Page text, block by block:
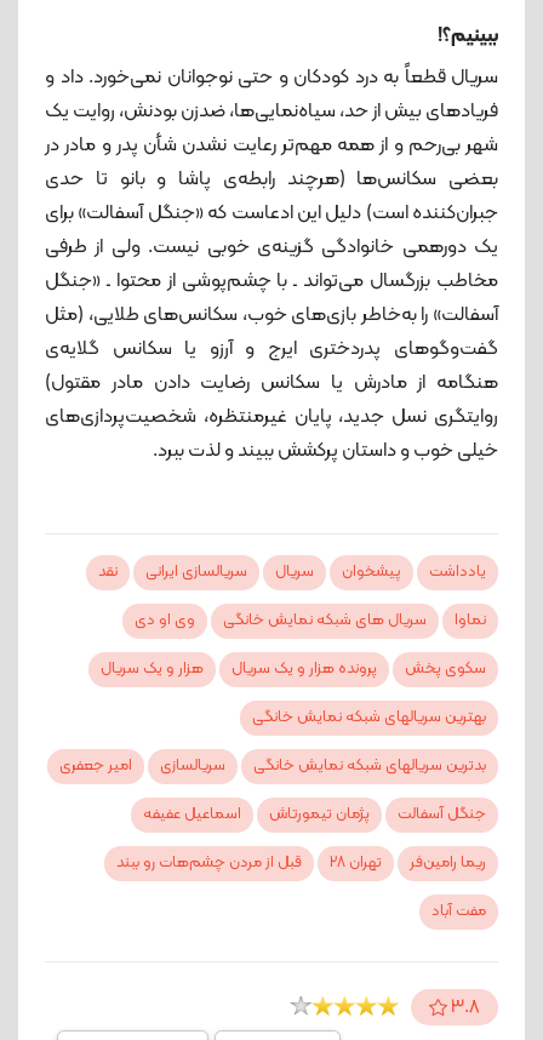
ببینیم؟!
سریال قطعاً به درد کودکان و حتی نوجوانان نمی‌خورد. داد و
فریادهای بیش از حد، سیاه‌نمایی‌ها، ضدزن بودنش، روایت یک
شهر بی‌رحم و از همه مهم‌تر رعایت نشدن شأن پدر و مادر در
بعضی سکانس‌ها (هرچند رابطه‌ی پاشا و بانو تا حدی
جبران‌کننده است) دلیل این ادعاست که «جنگل آسفالت» برای
یک دورهمی خانوادگی گزینه‌ی خوبی نیست. ولی از طرفی
مخاطب بزرگسال می‌تواند ـ با چشم‌پوشی از محتوا ـ «جنگل
آسفالت» را به‌خاطر بازی‌های خوب، سکانس‌های طلایی، (مثل
گفت‌وگوهای پدردختری ایرج و آرزو یا سکانس گلایه‌ی‌
هنگامه از مادرش یا سکانس رضایت دادن مادر مقتول)
روایتگری نسل جدید، پایان غیرمنتظره، شخصیت‌پردازی‌های
خیلی خوب و داستان پرکشش ببیند و لذت ببرد.
یادداشت پیشخوان سریال سریالسازی ایرانی
نقد
نماوا
سریال‌ های شبکه نمایش خانگی
وی او دی
سکوی پخش
پرونده هزار و یک سریال
هزار و یک سریال
بهترین سریالهای شبکه نمایش خانگی
بدترین سریالهای شبکه نمایش خانگی
سریالسازی
امیر جعفری
جنگل آسفالت
پژمان تیمورتاش
اسماعیل عفیفه
ریما رامین‌فر
تهران 28
قبل از مردن چشم‌هات رو ببند
مفت آباد
3.8